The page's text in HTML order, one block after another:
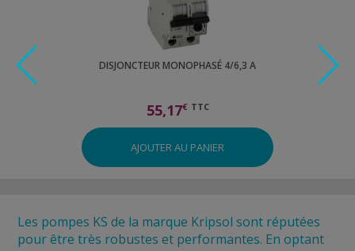
M DISJONCTEUR MONOPHASÉ 4/6,3 A
55,17€ TTC
AJOUTER AU PANIER
KIT
Les pompes KS de la marque Kripsol sont réputées
pour être très robustes et performantes. En optant